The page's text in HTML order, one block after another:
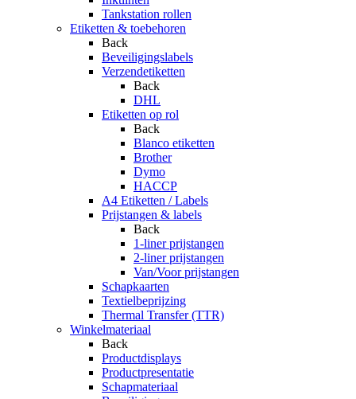
Tankstation rollen
Etiketten & toebehoren
Back
Beveiligingslabels
Verzendetiketten
Back
DHL
Etiketten op rol
Back
Blanco etiketten
Brother
Dymo
HACCP
A4 Etiketten / Labels
Prijstangen & labels
Back
1-liner prijstangen
2-liner prijstangen
Van/Voor prijstangen
Schapkaarten
Textielbeprijzing
Thermal Transfer (TTR)
Winkelmateriaal
Back
Productdisplays
Productpresentatie
Schapmateriaal